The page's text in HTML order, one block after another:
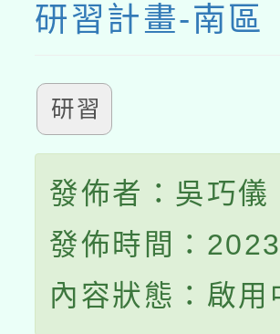
研習計畫-南區
研習
發佈者：吳巧儀
發佈時間：
內容狀態：啟用